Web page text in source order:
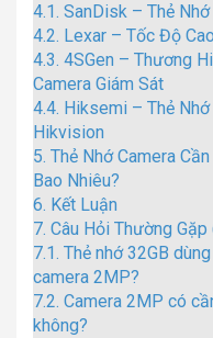
4.1. SanDisk – Thẻ
4.2. Lexar – Tốc Độ
4.3. 4SGen – Thương
Camera Giám Sát
4.4. Hiksemi – Thẻ
Hikvision
5. Thẻ Nhớ Camera
Bao Nhiêu?
6. Kết Luận
7. Câu Hỏi Thường Gặp
7.1. Thẻ nhớ 32GB
camera 2MP?
7.2. Camera 2MP có
không?